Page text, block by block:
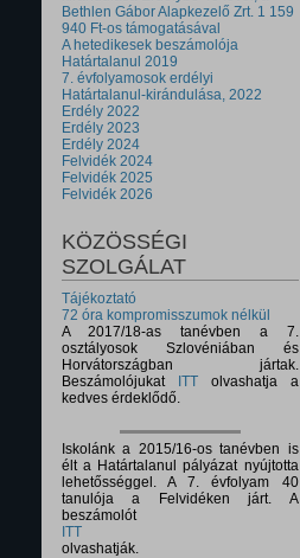
Bethlen Gábor Alapkezelő Zrt. 1 159
940 Ft-os támogatásával
A hetedikesek beszámolója
Határtalanul 2019
7. évfolyamosok erdélyi
Határtalanul-kirándulása, 2022
Erdély 2022
Erdély 2023
Erdély 2024
Felvidék 2024
Felvidék 2025
Felvidék 2026
KÖZÖSSÉGI
SZOLGÁLAT
Tájékoztató
72 óra kompromisszumok nélkül
A 2017/18-as tanévben a 7.
osztályosok Szlovéniában és
Horvátországban jártak.
Beszámolójukat
ITTolvashatja a
kedves érdeklődő.
Iskolánk a 2015/16-os tanévben is
élt a Határtalanul pályázat nyújtotta
lehetősséggel. A 7. évfolyam 40
tanulója a Felvidéken járt. A
beszámolót
ITT
olvashatják.